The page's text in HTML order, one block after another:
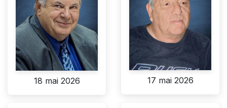
18 mai 2026 17 mai 2026